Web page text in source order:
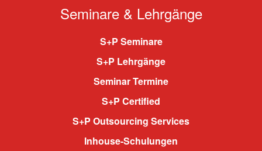
Seminare & Lehrgänge
S+P Seminare
S+P Lehrgänge
Seminar Termine
S+P Certified
S+P Outsourcing Services
Inhouse-Schulungen